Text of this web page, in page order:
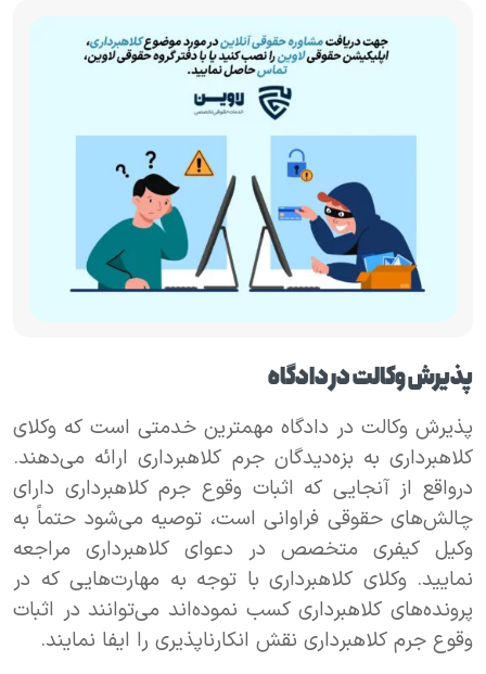
پذیرش وکالت در دادگاه
پذیرش وکالت در دادگاه مهمترین خدمتی است که وکلای
کلاهبرداری به بزه‌دیدگان جرم کلاهبرداری ارائه می‌دهند.
درواقع از آنجایی که اثبات وقوع جرم کلاهبرداری دارای
چالش‌های حقوقی فراوانی است، توصیه می‌شود حتماً به
وکیل کیفری متخصص در دعوای کلاهبرداری مراجعه
نمایید. وکلای کلاهبرداری با توجه به مهارت‌هایی که در
پرونده‌های کلاهبرداری کسب نموده‌اند می‌توانند در اثبات
وقوع جرم کلاهبرداری نقش انکارناپذیری را ایفا نمایند.